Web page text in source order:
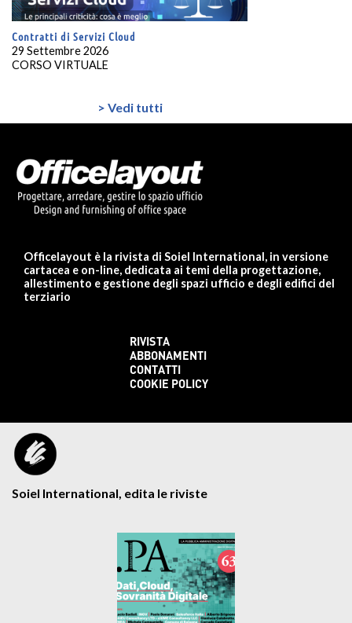
Contratti di Servizi Cloud
29 Settembre 2026
CORSO VIRTUALE
> Vedi tutti
Officelayout è la rivista di Soiel International, in versione
cartacea e on-line, dedicata ai temi della progettazione,
allestimento e gestione degli spazi ufficio e degli edifici del
terziario
RIVISTA
ABBONAMENTI
CONTATTI
COOKIE POLICY
Soiel International, edita le riviste